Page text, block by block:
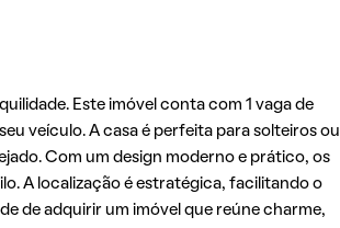
Este imóvel conta com 1 vaga de
veículo. A casa é perfeita para solteiros ou
Com um design moderno e prático, os
A localização é estratégica, facilitando o
de adquirir um imóvel que reúne charme,